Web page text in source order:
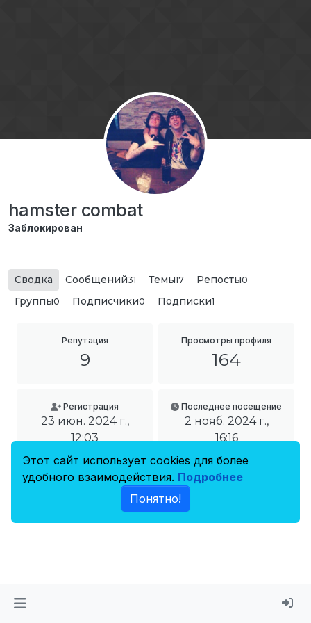
hamster combat
Заблокирован
Сводка Сообщений31 Темы17 Репосты0
Группы0 Подписчики0 Подписки1
Репутация
9
Просмотры профиля
164
Регистрация
23 июн. 2024 г.,
12:03
Последнее посещение
2 нояб. 2024 г.,
16:16
Этот сайт использует cookies для более
удобного взаимодействия. Подробнее
Понятно!